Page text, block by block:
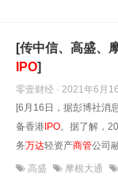
[传中信、高盛、
IPO]
零壹财经 · 2021年6月
[6月16日，据彭博社消
备香港IPO。据了解，
务万达轻资产商管公司
高盛 摩根大通